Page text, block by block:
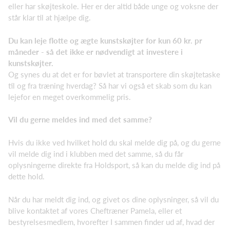
eller har skøjteskole. Her er der altid både unge og voksne der
står klar til at hjælpe dig.
Du kan leje flotte og ægte kunstskøjter for kun 60 kr. pr
måneder - så det ikke er nødvendigt at investere i
kunstskøjter.
Og synes du at det er for bøvlet at transportere din skøjtetaske
til og fra træning hverdag? Så har vi også et skab som du kan
lejefor en meget overkommelig pris.
Vil du gerne meldes ind med det samme?
Hvis du ikke ved hvilket hold du skal melde dig på, og du gerne
vil melde dig ind i klubben med det samme, så du får
oplysningerne direkte fra Holdsport, så kan du melde dig ind på
dette hold.
Når du har meldt dig ind, og givet os dine oplysninger, så vil du
blive kontaktet af vores Cheftræner Pamela, eller et
bestyrelsesmedlem, hvorefter I sammen finder ud af, hvad der